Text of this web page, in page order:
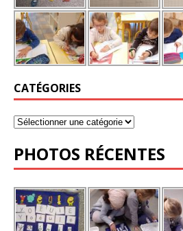
CATÉGORIES
PHOTOS RÉCENTES